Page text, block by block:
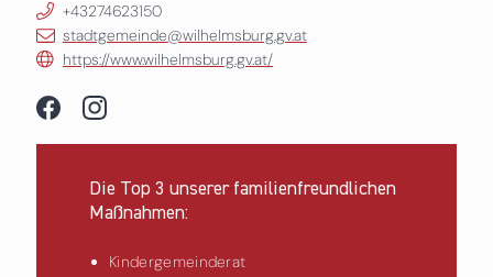
+43274623150
stadtgemeinde@wilhelmsburg.gv.at
https://www.wilhelmsburg.gv.at/
Die Top 3 unserer familienfreundlichen
Maßnahmen:
Kindergemeinderat